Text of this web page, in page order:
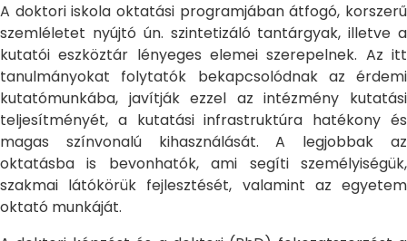
A doktori iskola oktatási programjában átfogó, korszerű
szemléletet nyújtó ún. szintetizáló tantárgyak, illetve a
kutatói eszköztár lényeges elemei szerepelnek. Az itt
tanulmányokat folytatók bekapcsolódnak az érdemi
kutatómunkába, javítják ezzel az intézmény kutatási
teljesítményét, a kutatási infrastruktúra hatékony és
magas színvonalú kihasználását. A legjobbak az
oktatásba is bevonhatók, ami segíti személyiségük,
szakmai látókörük fejlesztését, valamint az egyetem
oktató munkáját.